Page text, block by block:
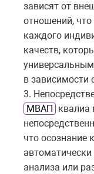
зависят от
отношений,
каждого
качеств,
в зависимости
3.
МВАП
квалиа
что осознание
автоматически
анализа или